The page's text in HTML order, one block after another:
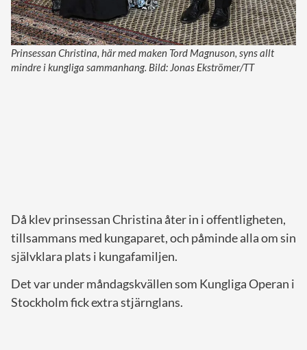
Prinsessan Christina, här med maken Tord Magnuson, syns allt
mindre i kungliga sammanhang. Bild: Jonas Ekströmer/TT
Då klev prinsessan Christina åter in i offentligheten,
tillsammans med kungaparet, och påminde alla om sin
självklara plats i kungafamiljen.
Det var under måndagskvällen som Kungliga Operan i
Stockholm fick extra stjärnglans.